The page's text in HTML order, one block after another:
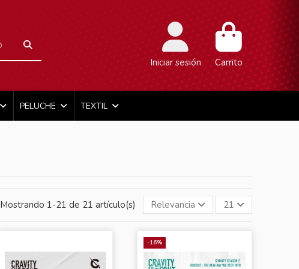
Iniciar sesión Carrito
PELUCHE TEXTIL
Mostrando 1-21 de 21 artículo(s) Relevancia 21
-16%